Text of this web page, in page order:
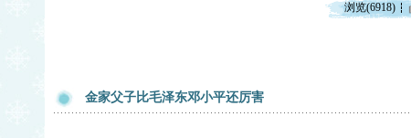
浏览(6918)
金家父子比毛泽东邓小平还厉害